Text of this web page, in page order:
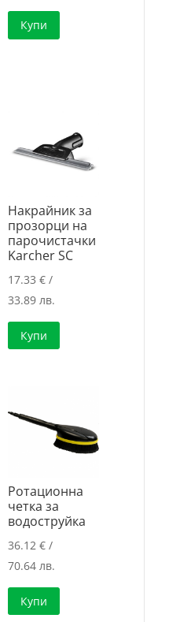
Купи
Накрайник за
прозорци на
парочистачки
Karcher SC
17.33 €/
33.89 лв.
Купи
Ротационна
четка за
водоструйка
36.12 €/
70.64 лв.
Купи